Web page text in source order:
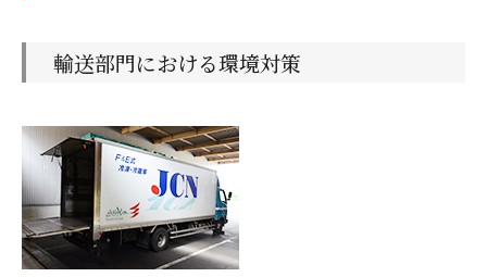
輸送部門における環境対策